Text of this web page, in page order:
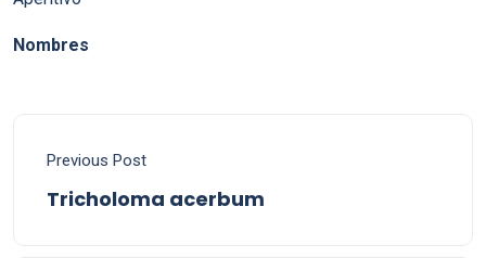
Nombres
Previous Post
Tricholoma acerbum